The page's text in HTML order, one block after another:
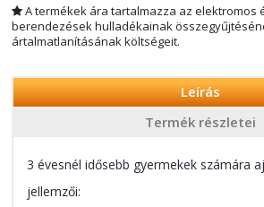
A termékek ára tartalmazza az elektromos
berendezések hulladékainak
ártalmatlanításának költségeit.
Leírás
Termék részletei
3 évesnél idősebb gyermekek számára
jellemzői: